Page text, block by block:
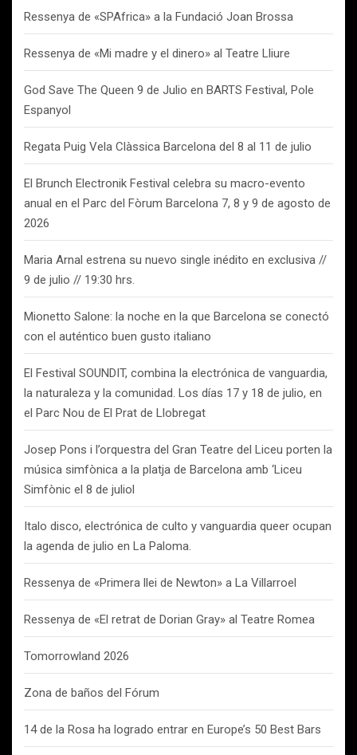
Ressenya de «SPAfrica» a la Fundació Joan Brossa
Ressenya de «Mi madre y el dinero» al Teatre Lliure
God Save The Queen 9 de Julio en BARTS Festival, Pole
Espanyol
Regata Puig Vela Clàssica Barcelona del 8 al 11 de julio
El Brunch Electronik Festival celebra su macro-evento
anual en el Parc del Fòrum Barcelona 7, 8 y 9 de agosto de
2026
Maria Arnal estrena su nuevo single inédito en exclusiva //
9 de julio // 19:30 hrs.
Mionetto Salone: la noche en la que Barcelona se conectó
con el auténtico buen gusto italiano
El Festival SOUNDIT, combina la electrónica de vanguardia,
la naturaleza y la comunidad. Los días 17 y 18 de julio, en
el Parc Nou de El Prat de Llobregat
Josep Pons i l’orquestra del Gran Teatre del Liceu porten la
música simfònica a la platja de Barcelona amb ‘Liceu
Simfònic el 8 de juliol
Italo disco, electrónica de culto y vanguardia queer ocupan
la agenda de julio en La Paloma.
Ressenya de «Primera llei de Newton» a La Villarroel
Ressenya de «El retrat de Dorian Gray» al Teatre Romea
Tomorrowland 2026
Zona de baños del Fórum
14 de la Rosa ha logrado entrar en Europe’s 50 Best Bars